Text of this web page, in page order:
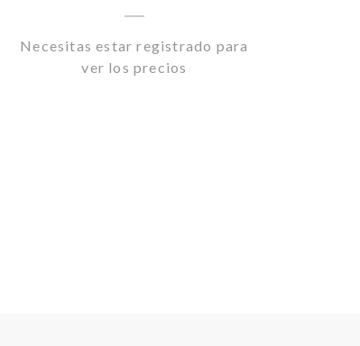
Necesitas estar registrado para
ver los precios